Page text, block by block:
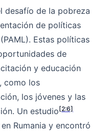
desafío de la pobreza
de políticas
Estas políticas
de
y educación
como los
los jóvenes y las
Un estudio[2:6]
Rumania y encontró